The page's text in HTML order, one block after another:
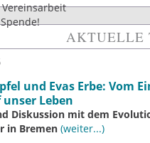
AKTUELLE
und Evas Erbe: Vom
unser Leben
Diskussion mit dem
in Bremen (weiter...)